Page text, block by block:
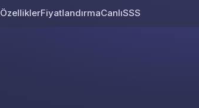
ÖzelliklerFiyatlandırmaCanlıSSS